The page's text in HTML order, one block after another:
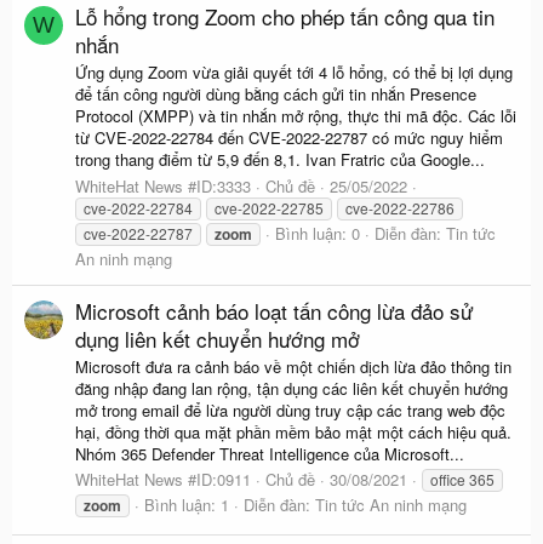
W
Lỗ hổng trong Zoom cho phép tấn công qua tin
nhắn
Ứng dụng Zoom vừa giải quyết tới 4 lỗ hổng, có thể bị lợi dụng
để tấn công người dùng bằng cách gửi tin nhắn Presence
Protocol (XMPP) và tin nhắn mở rộng, thực thi mã độc. Các lỗi
từ CVE-2022-22784 đến CVE-2022-22787 có mức nguy hiểm
trong thang điểm từ 5,9 đến 8,1. Ivan Fratric của Google...
WhiteHat News #ID:3333
Chủ đề 25/05/2022
cve-2022-22784 cve-2022-22785
cve-2022-22786
cve-2022-22787
zoom Bình luận: 0 Diễn đàn: Tin tức
An ninh mạng
Microsoft cảnh báo loạt tấn công lừa đảo sử
dụng liên kết chuyển hướng mở
Microsoft đưa ra cảnh báo về một chiến dịch lừa đảo thông tin
đăng nhập đang lan rộng, tận dụng các liên kết chuyển hướng
mở trong email để lừa người dùng truy cập các trang web độc
hại, đồng thời qua mặt phần mềm bảo mật một cách hiệu quả.
Nhóm 365 Defender Threat Intelligence của Microsoft...
WhiteHat News #ID:0911
Chủ đề 30/08/2021 office 365
zoom Bình luận: 1 Diễn đàn: Tin tức An ninh mạng